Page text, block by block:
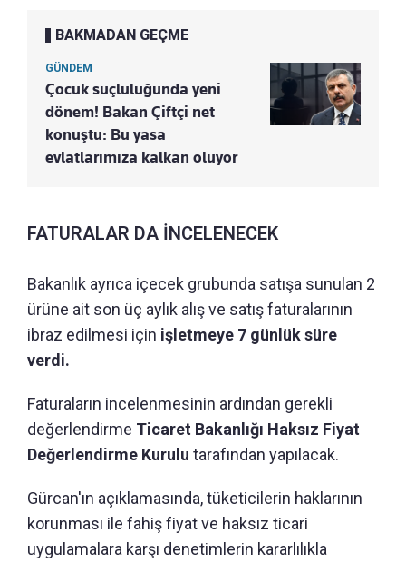
BAKMADAN GEÇME
GÜNDEM
Çocuk suçluluğunda yeni
dönem! Bakan Çiftçi net
konuştu: Bu yasa
evlatlarımıza kalkan oluyor
FATURALAR DA İNCELENECEK
Bakanlık ayrıca içecek grubunda satışa sunulan 2
ürüne ait son üç aylık alış ve satış faturalarının
ibraz edilmesi için işletmeye 7 günlük süre
verdi.
Faturaların incelenmesinin ardından gerekli
değerlendirme Ticaret Bakanlığı Haksız Fiyat
Değerlendirme Kurulu tarafından yapılacak.
Gürcan'ın açıklamasında, tüketicilerin haklarının
korunması ile fahiş fiyat ve haksız ticari
uygulamalara karşı denetimlerin kararlılıkla